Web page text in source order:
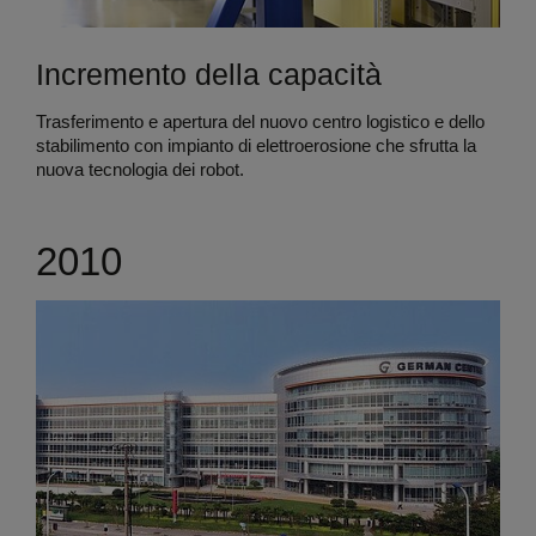
Incremento della capacità
Trasferimento e apertura del nuovo centro logistico e dello
stabilimento con impianto di elettroerosione che sfrutta la
nuova tecnologia dei robot.
2010